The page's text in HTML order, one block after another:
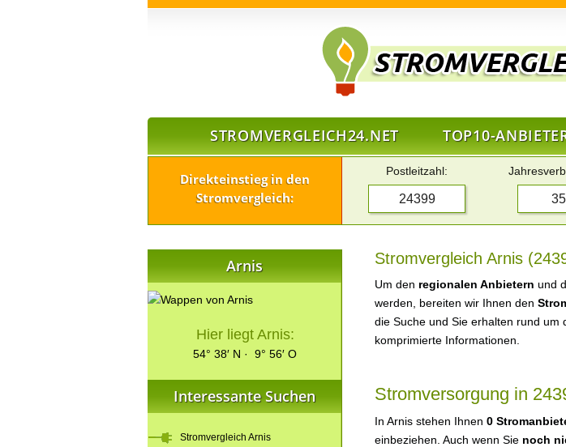
STROMVERGLEICH24.NET TOP10-
Direkteinstieg in den
Stromvergleich:
Postleitzahl:
Stromvergleich Arnis
Um den regionalen Anbietern und
werden, bereiten wir Ihnen den
die Suche und Sie erhalten rund um
komprimierte Informationen.
Stromversorgung in
In Arnis stehen Ihnen 0
einbeziehen. Auch wenn Sie noch
Arnis
Hier liegt Arnis:
54° 38′ N · 9° 56′ O
Interessante Suchen
Stromvergleich Arnis